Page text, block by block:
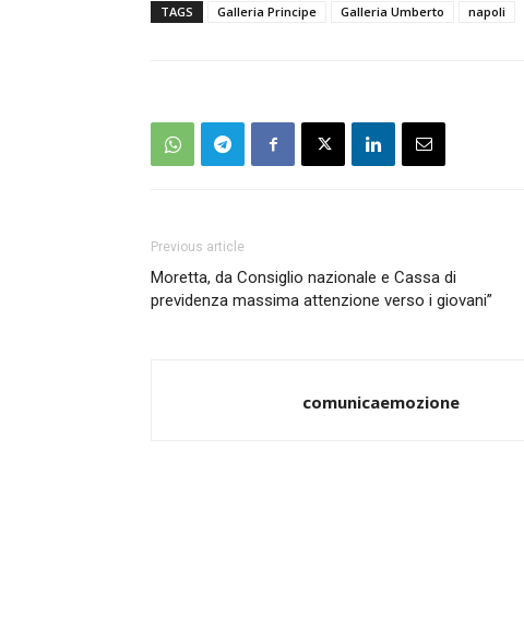
TAGS Galleria Principe Galleria Umberto napoli
Previous article
Moretta, da Consiglio nazionale e Cassa di
previdenza massima attenzione verso i giovani”
comunicaemozione